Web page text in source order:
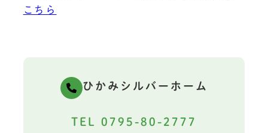
こちら
ひかみシルバーホーム
TEL 0795-80-2777